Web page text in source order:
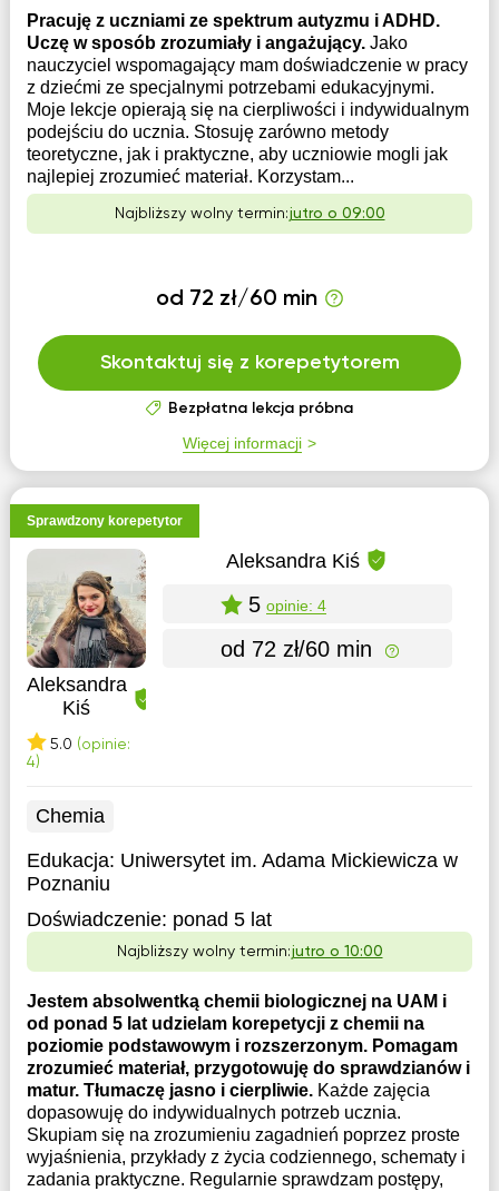
Pracuję z uczniami ze spektrum autyzmu i ADHD.
Uczę w sposób zrozumiały i angażujący. Jako
nauczyciel wspomagający mam doświadczenie w pracy
z dziećmi ze specjalnymi potrzebami edukacyjnymi.
Moje lekcje opierają się na cierpliwości i indywidualnym
podejściu do ucznia. Stosuję zarówno metody
teoretyczne, jak i praktyczne, aby uczniowie mogli jak
najlepiej zrozumieć materiał. Korzystam...
Najbliższy wolny termin:jutro o 09:00
od 72 zł/60 min
Skontaktuj się z korepetytorem
Bezpłatna lekcja próbna
Więcej informacji
Sprawdzony korepetytor
Aleksandra
Kiś
5.0 (opinie:
4)
Aleksandra Kiś
5 opinie: 4
od 72 zł/60 min
Chemia
Edukacja: Uniwersytet im. Adama Mickiewicza w
Poznaniu
Doświadczenie: ponad 5 lat
Najbliższy wolny termin:jutro o 10:00
Jestem absolwentką chemii biologicznej na UAM i
od ponad 5 lat udzielam korepetycji z chemii na
poziomie podstawowym i rozszerzonym. Pomagam
zrozumieć materiał, przygotowuję do sprawdzianów i
matur. Tłumaczę jasno i cierpliwie. Każde zajęcia
dopasowuję do indywidualnych potrzeb ucznia.
Skupiam się na zrozumieniu zagadnień poprzez proste
wyjaśnienia, przykłady z życia codziennego, schematy i
zadania praktyczne. Regularnie sprawdzam postępy,